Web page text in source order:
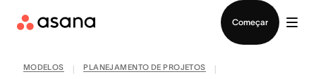
Começar
MODELOS PLANEJAMENTO DE PROJETOS